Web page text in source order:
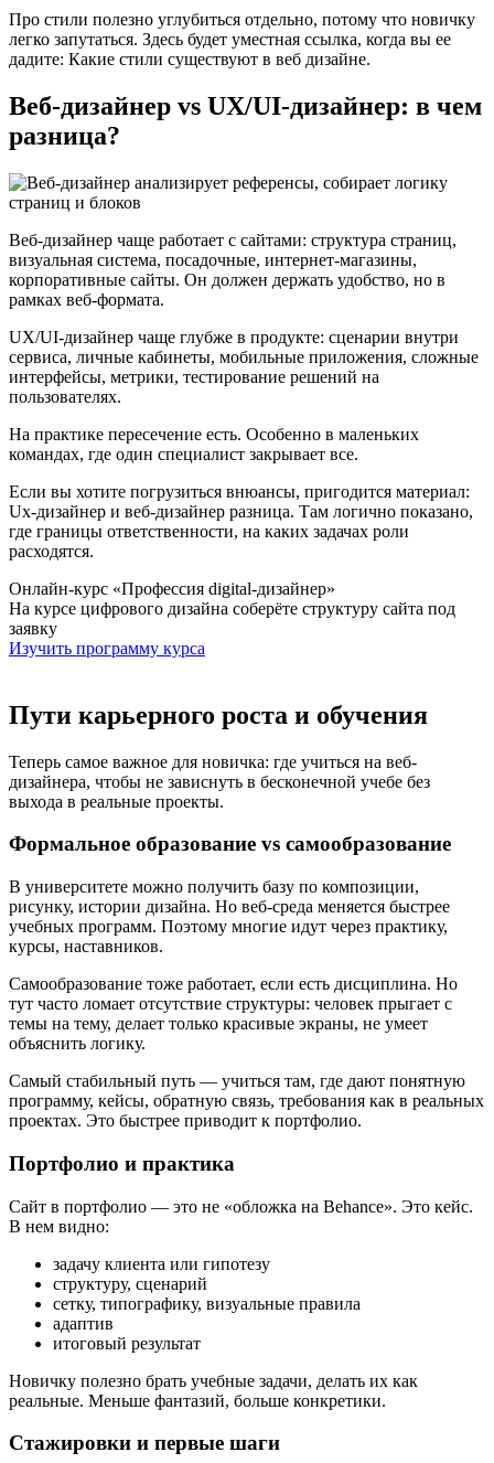
Про стили полезно углубиться отдельно, потому что новичку
легко запутаться. Здесь будет уместная ссылка, когда вы ее
дадите: Какие стили существуют в веб дизайне.
Веб-дизайнер vs UX/UI-дизайнер: в чем
разница?
Веб-дизайнер чаще работает с сайтами: структура страниц,
визуальная система, посадочные, интернет-магазины,
корпоративные сайты. Он должен держать удобство, но в
рамках веб-формата.
UX/UI-дизайнер чаще глубже в продукте: сценарии внутри
сервиса, личные кабинеты, мобильные приложения, сложные
интерфейсы, метрики, тестирование решений на
пользователях.
На практике пересечение есть. Особенно в маленьких
командах, где один специалист закрывает все.
Если вы хотите погрузиться внюансы, пригодится материал:
Ux-дизайнер и веб-дизайнер разница. Там логично показано,
где границы ответственности, на каких задачах роли
расходятся.
Онлайн-курс «Профессия digital-дизайнер»
На курсе цифрового дизайна соберёте структуру сайта под
заявку
Изучить программу курса
Пути карьерного роста и обучения
Теперь самое важное для новичка: где учиться на веб-
дизайнера, чтобы не зависнуть в бесконечной учебе без
выхода в реальные проекты.
Формальное образование vs самообразование
В университете можно получить базу по композиции,
рисунку, истории дизайна. Но веб-среда меняется быстрее
учебных программ. Поэтому многие идут через практику,
курсы, наставников.
Самообразование тоже работает, если есть дисциплина. Но
тут часто ломает отсутствие структуры: человек прыгает с
темы на тему, делает только красивые экраны, не умеет
объяснить логику.
Самый стабильный путь — учиться там, где дают понятную
программу, кейсы, обратную связь, требования как в реальных
проектах. Это быстрее приводит к портфолио.
Портфолио и практика
Сайт в портфолио — это не «обложка на Behance». Это кейс.
В нем видно:
задачу клиента или гипотезу
структуру, сценарий
сетку, типографику, визуальные правила
адаптив
итоговый результат
Новичку полезно брать учебные задачи, делать их как
реальные. Меньше фантазий, больше конкретики.
Стажировки и первые шаги